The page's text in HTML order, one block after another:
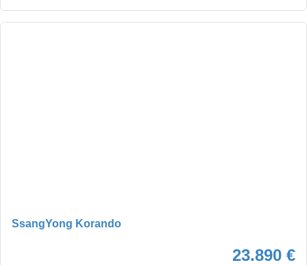
SsangYong Korando
23.890 €